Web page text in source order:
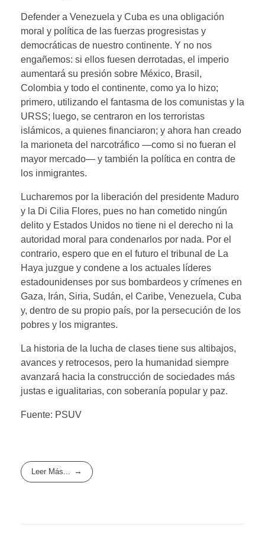
Defender a Venezuela y Cuba es una obligación
moral y política de las fuerzas progresistas y
democráticas de nuestro continente. Y no nos
engañemos: si ellos fuesen derrotadas, el imperio
aumentará su presión sobre México, Brasil,
Colombia y todo el continente, como ya lo hizo;
primero, utilizando el fantasma de los comunistas y la
URSS; luego, se centraron en los terroristas
islámicos, a quienes financiaron; y ahora han creado
la marioneta del narcotráfico —como si no fueran el
mayor mercado— y también la política en contra de
los inmigrantes.
Lucharemos por la liberación del presidente Maduro
y la Di Cilia Flores, pues no han cometido ningún
delito y Estados Unidos no tiene ni el derecho ni la
autoridad moral para condenarlos por nada. Por el
contrario, espero que en el futuro el tribunal de La
Haya juzgue y condene a los actuales líderes
estadounidenses por sus bombardeos y crímenes en
Gaza, Irán, Siria, Sudán, el Caribe, Venezuela, Cuba
y, dentro de su propio país, por la persecución de los
pobres y los migrantes.
La historia de la lucha de clases tiene sus altibajos,
avances y retrocesos, pero la humanidad siempre
avanzará hacia la construcción de sociedades más
justas e igualitarias, con soberanía popular y paz.
Fuente: PSUV
Leer Más...